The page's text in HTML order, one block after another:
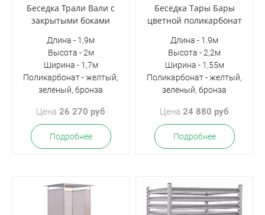
Беседка Трали Вали с
закрытыми боками
Длина - 1,9м
Высота - 2м
Ширина - 1,7м
Поликарбонат - желтый,
зеленый, бронза
Цена 26 270 руб
Подробнее
Беседка Тары Бары
цветной поликарбонат
Длина - 1.9м
Высота - 2,2м
Ширина - 1,55м
Поликарбонат - желтый,
зеленый, бронза
Цена 24 880 руб
Подробнее